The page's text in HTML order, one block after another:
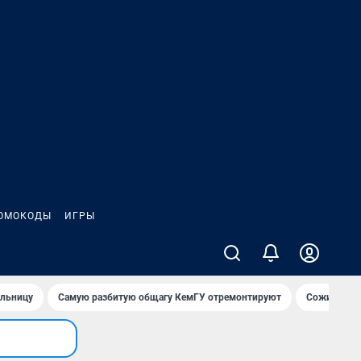
ИГРЫ
Самую разбитую общагу КемГУ отремонтируют